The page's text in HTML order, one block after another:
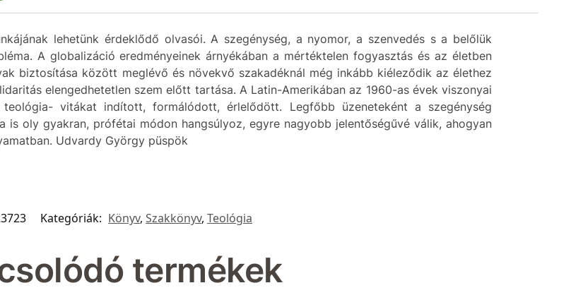
lehetünk érdeklődő olvasói. A szegénység, a nyomor, a szenvedés s a belőlük
A globalizáció eredményeinek árnyékában a mértéktelen fogyasztás és az életben
biztosítása között meglévő és növekvő szakadéknál még inkább kiéleződik az élethez
elengedhetetlen szem előtt tartása. A Latin-Amerikában az 1960-as évek viszonyai
vitákat indított, formálódott, érlelődött. Legfőbb üzeneteként a szegénység
is oly gyakran, prófétai módon hangsúlyoz, egyre nagyobb jelentőségűvé válik, ahogyan
Udvardy György püspök
Kategóriák: Könyv,Szakkönyv,Teológia
termékek